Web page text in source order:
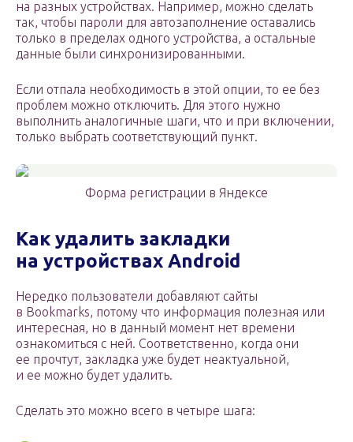
на разных устройствах. Например, можно сделать
так, чтобы пароли для автозаполнение оставались
только в пределах одного устройства, а остальные
данные были синхронизированными.
Если отпала необходимость в этой опции, то ее без
проблем можно отключить. Для этого нужно
выполнить аналогичные шаги, что и при включении,
только выбрать соответствующий пункт.
Форма регистрации в Яндексе
Как удалить закладки
на устройствах Android
Нередко пользователи добавляют сайты
в Bookmarks, потому что информация полезная или
интересная, но в данный момент нет времени
ознакомиться с ней. Соответственно, когда они
ее прочтут, закладка уже будет неактуальной,
и ее можно будет удалить.
Сделать это можно всего в четыре шага: